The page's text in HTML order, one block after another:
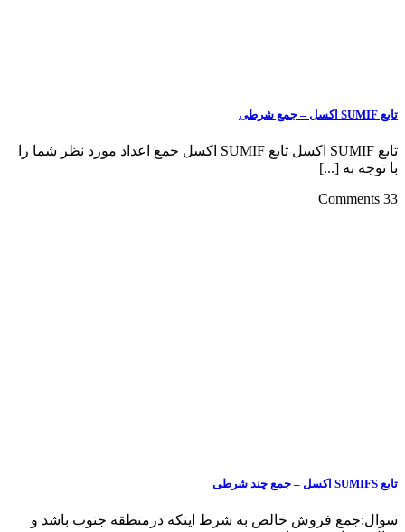
تابع SUMIF اکسل – جمع شرطی
تابع SUMIF اکسل تابع SUMIF اکسل جمع اعداد مورد نظر شما را
با توجه به [...]
33 Comments
تابع SUMIFS اکسل – جمع چند شرطی
سوال:جمع فروش خالص به شرط اینکه درمنطقه جنوب باشد و